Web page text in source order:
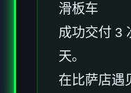
滑板车
成功交付 3
天。
在比萨店遇